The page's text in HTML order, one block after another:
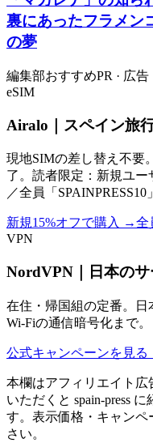
裏にあったフラメン
の夢
編集部おすすめPR · 広告
eSIM
Airalo｜スペイン旅
現地SIMの差し替え不要
了。読者限定：新規ユー
／全員「SPAINPRESS10
新規15%オフで購入 →全
VPN
NordVPN｜日本の
在住・帰国組の定番。
Wi-Fiの通信暗号化まで。
公式キャンペーンを見る
本欄はアフィリエイト広
いただくと spain-press
す。表示価格・キャン
さい。